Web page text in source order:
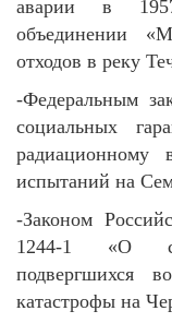
аварии в
объединении
отходов в реку
-Федеральным
социальных
радиационному
испытаний на
-Законом
1244-1 «О
подвергшихся
катастрофы на